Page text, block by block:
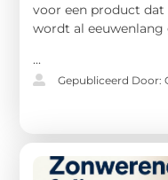
voor een product
wordt al eeuwenlang
...
Gepubliceerd Door: